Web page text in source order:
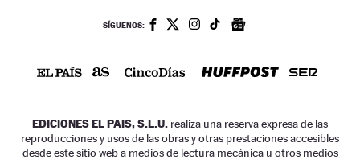
SÍGUENOS:
EDICIONES EL PAIS, S.L.U. realiza una reserva expresa de las
reproducciones y usos de las obras y otras prestaciones accesibles
desde este sitio web a medios de lectura mecánica u otros medios